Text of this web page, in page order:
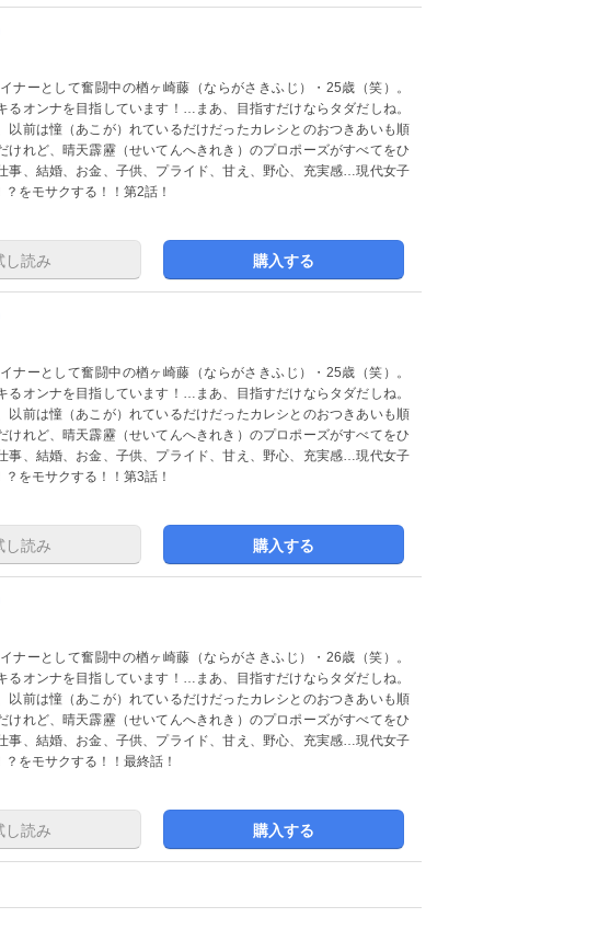
ナーとして奮闘中の楢ヶ崎藤（ならがさきふじ）・25歳（笑）。
るオンナを目指しています！…まあ、目指すだけならタダだしね。
以前は憧（あこが）れているだけだったカレシとのおつきあいも順
れど、晴天霹靂（せいてんへきれき）のプロポーズがすべてをひ
事、結婚、お金、子供、プライド、甘え、野心、充実感…現代女子
をモサクする！！第2話！
し読み 購入する
ナーとして奮闘中の楢ヶ崎藤（ならがさきふじ）・25歳（笑）。
るオンナを目指しています！…まあ、目指すだけならタダだしね。
以前は憧（あこが）れているだけだったカレシとのおつきあいも順
れど、晴天霹靂（せいてんへきれき）のプロポーズがすべてをひ
事、結婚、お金、子供、プライド、甘え、野心、充実感…現代女子
をモサクする！！第3話！
し読み 購入する
ナーとして奮闘中の楢ヶ崎藤（ならがさきふじ）・26歳（笑）。
るオンナを目指しています！…まあ、目指すだけならタダだしね。
以前は憧（あこが）れているだけだったカレシとのおつきあいも順
れど、晴天霹靂（せいてんへきれき）のプロポーズがすべてをひ
事、結婚、お金、子供、プライド、甘え、野心、充実感…現代女子
をモサクする！！最終話！
し読み 購入する